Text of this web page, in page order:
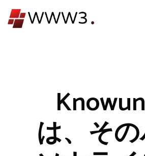
ン
は、そ